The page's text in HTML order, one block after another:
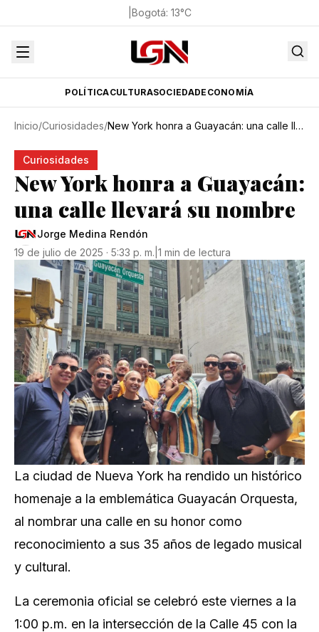
Bogotá: 13°C
POLÍTICACULTURASOCIEDADECONOMÍA
Inicio/Curiosidades/ New York honra a Guayacán: una calle llevará su nombre
Curiosidades
New York honra a Guayacán:
una calle llevará su nombre
Jorge Medina Rendón
19 de julio de 2025 · 5:33 p. m. 1 min de lectura
La ciudad de Nueva York ha rendido un histórico
homenaje a la emblemática Guayacán Orquesta,
al nombrar una calle en su honor como
reconocimiento a sus 35 años de legado musical
y cultural.
La ceremonia oficial se celebró este viernes a la
1:00 p.m. en la intersección de la Calle 45 con la